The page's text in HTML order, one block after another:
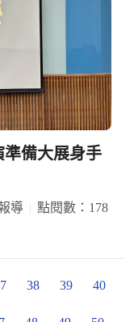
準備大展身手
導
點閱數：178
38 39 40